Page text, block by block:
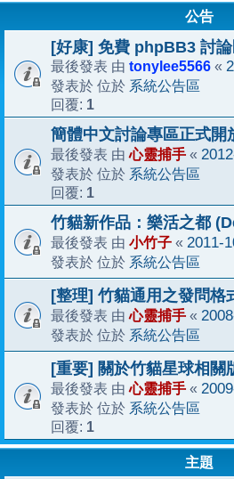
公告
[好康] 免費 phpBB3 討
最後發表 由 tonylee5566 «
發表於 位於 系統公告區
回覆: 1
簡體中文討論專區正式開
最後發表 由心靈捕手 «
發表於 位於 系統公告區
回覆: 1
竹貓新作品：樂活之都
最後發表 由 小竹子 « 2011-
發表於 位於 系統公告區
[整理] 竹貓通用之發問格
最後發表 由心靈捕手 «
發表於 位於 系統公告區
[重要] 關於竹貓星球相關
最後發表 由心靈捕手 «
發表於 位於 系統公告區
回覆: 1
主題